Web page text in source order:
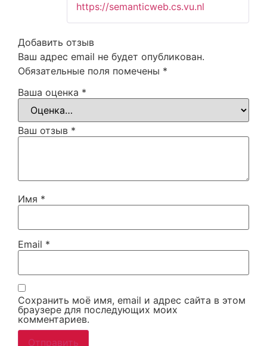
https://semanticweb.cs.vu.nl
Добавить отзыв
Ваш адрес email не будет опубликован.
Обязательные поля помечены *
Ваша оценка *
Ваш отзыв *
Имя *
Email *
Сохранить моё имя, email и адрес сайта в этом
браузере для последующих моих
комментариев.